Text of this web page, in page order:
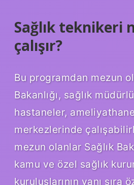
Sağlık teknikeri
çalışır?
Bu programdan mezun
Bakanlığı, sağlık
hastaneler,
merkezlerinde
mezun olanlar Sağlık
kamu ve özel sağlık
kuruluşlarının yanı sıra